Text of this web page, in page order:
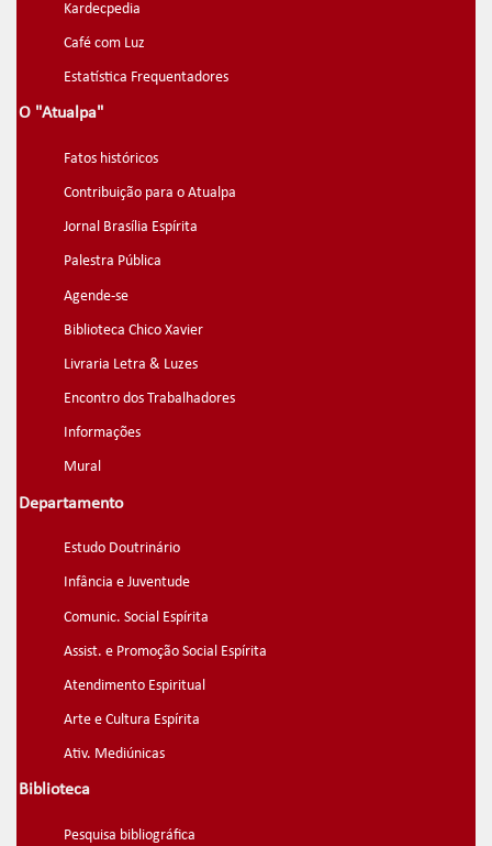
Kardecpedia
Café com Luz
Estatística Frequentadores
O "Atualpa"
Fatos históricos
Contribuição para o Atualpa
Jornal Brasília Espírita
Palestra Pública
Agende-se
Biblioteca Chico Xavier
Livraria Letra & Luzes
Encontro dos Trabalhadores
Informações
Mural
Departamento
Estudo Doutrinário
Infância e Juventude
Comunic. Social Espírita
Assist. e Promoção Social Espírita
Atendimento Espiritual
Arte e Cultura Espírita
Ativ. Mediúnicas
Biblioteca
Pesquisa bibliográfica